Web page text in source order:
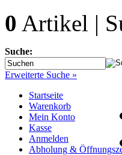
0 Artikel |
Suche:
Erweiterte Suche »
Startseite
Warenkorb
Mein Konto
Kasse
Anmelden
Abholung &